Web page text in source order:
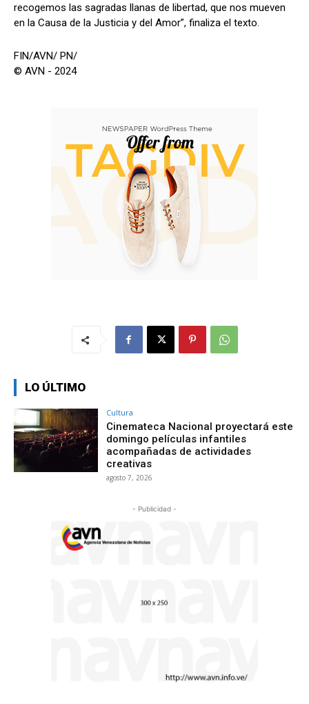
recogemos las sagradas llanas de libertad, que nos mueven
en la Causa de la Justicia y del Amor”, finaliza el texto.
FIN/AVN/ PN/
© AVN - 2024
LO ÚLTIMO
Cultura
Cinemateca Nacional proyectará este
domingo películas infantiles
acompañadas de actividades
creativas
agosto 7, 2026
- Publicidad -